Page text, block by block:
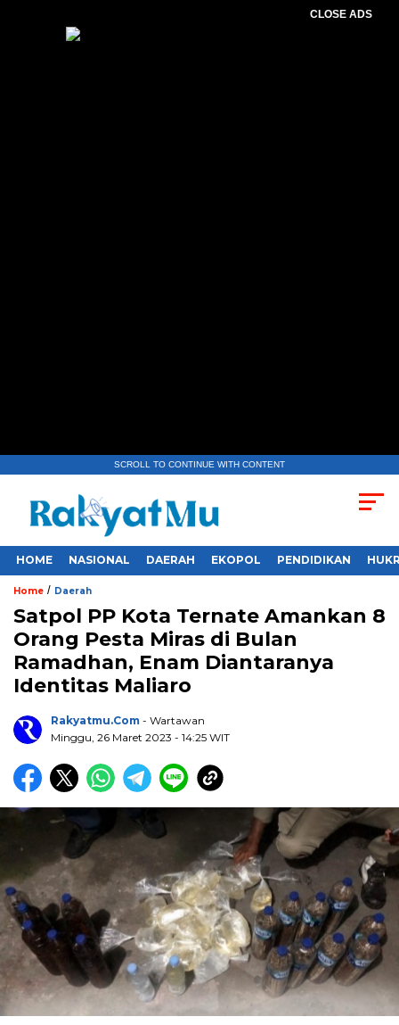
CLOSE ADS
SCROLL TO CONTINUE WITH CONTENT
HOME NASIONAL DAERAH EKOPOL PENDIDIKAN
Home / Daerah
Satpol PP Kota Ternate Amankan 8
Orang Pesta Miras di Bulan
Ramadhan, Enam Diantaranya
Identitas Maliaro
Rakyatmu.com - Wartawan
Minggu, 26 Maret 2023 - 14:25 WIT